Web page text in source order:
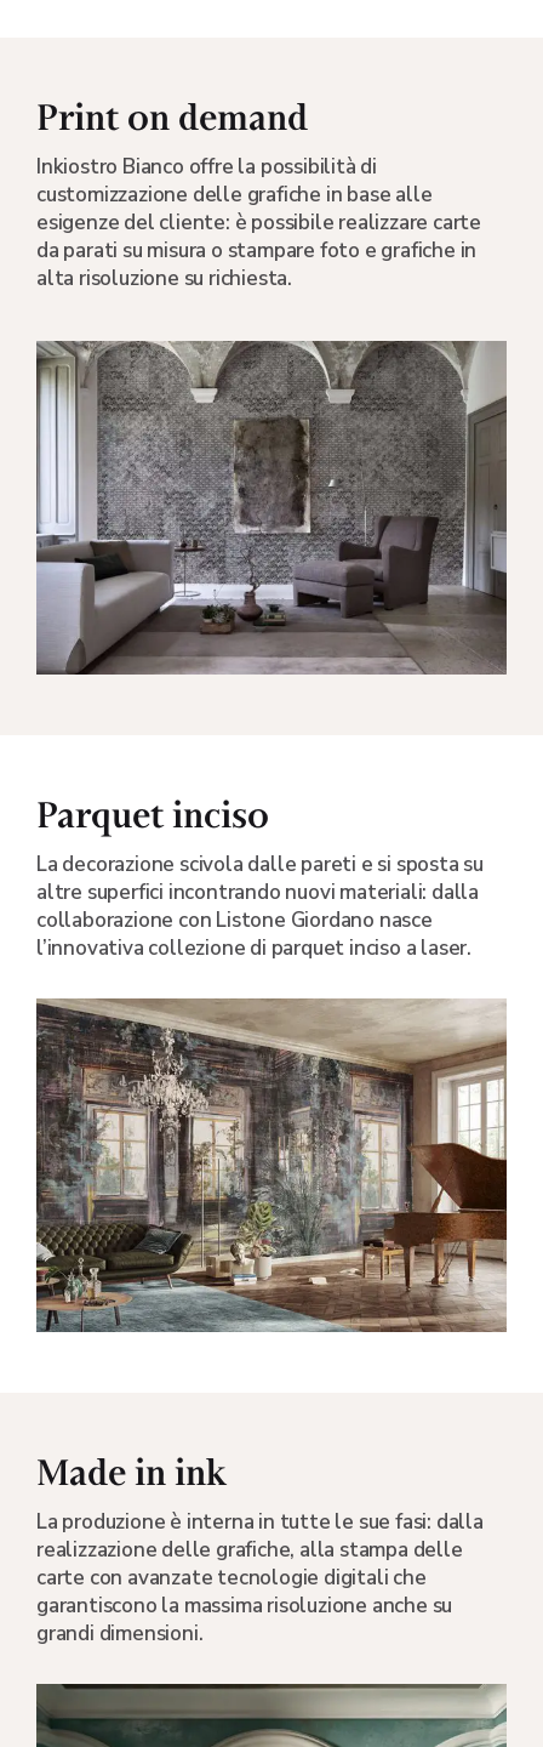
Print on demand
Inkiostro Bianco offre la possibilità di
customizzazione delle grafiche in base alle
esigenze del cliente: è possibile realizzare carte
da parati su misura o stampare foto e grafiche in
alta risoluzione su richiesta.
Parquet inciso
La decorazione scivola dalle pareti e si sposta su
altre superfici incontrando nuovi materiali: dalla
collaborazione con Listone Giordano nasce
l’innovativa collezione di parquet inciso a laser.
Made in ink
La produzione è interna in tutte le sue fasi: dalla
realizzazione delle grafiche, alla stampa delle
carte con avanzate tecnologie digitali che
garantiscono la massima risoluzione anche su
grandi dimensioni.